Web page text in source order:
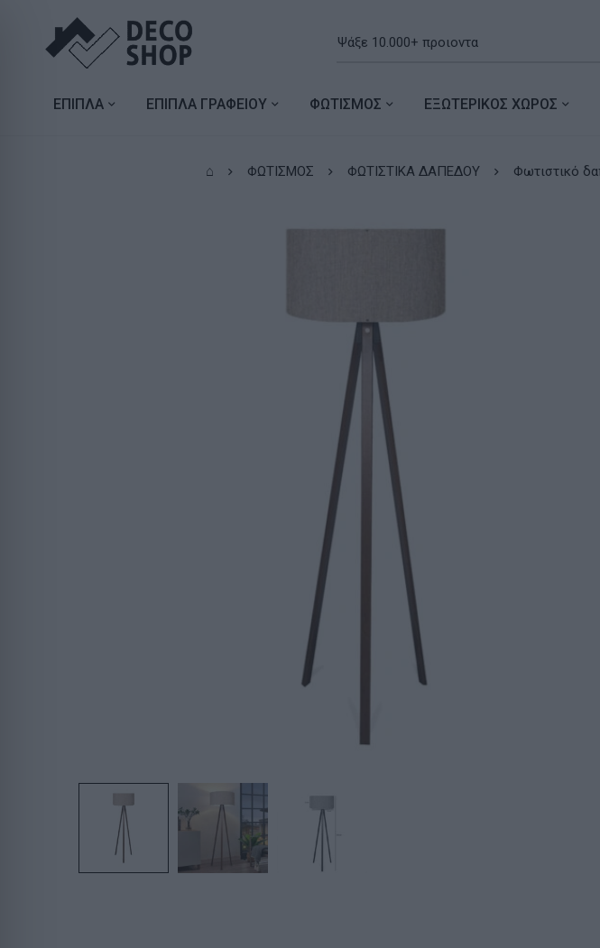
ΕΠΙΠΛΑ ΕΠΙΠΛΑ ΓΡΑΦΕΙΟΥ ΦΩΤΙΣΜΟΣ ΕΞΩΤΕΡΙΚΟΣ ΧΩΡΟΣ
⌂ ΦΩΤΙΣΜΟΣ ΦΩΤΙΣΤΙΚΑ ΔΑΠΕΔΟΥ